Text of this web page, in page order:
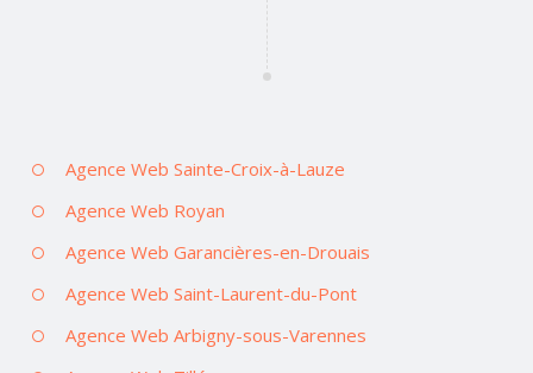
Agence Web Sainte-Croix-à-Lauze
Agence Web Royan
Agence Web Garancières-en-Drouais
Agence Web Saint-Laurent-du-Pont
Agence Web Arbigny-sous-Varennes